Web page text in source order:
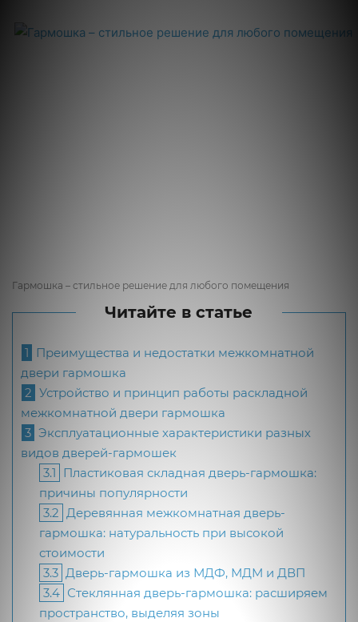
Гармошка – стильное решение для любого помещения
Читайте в статье
1
Преимущества и недостатки межкомнатной
двери гармошка
2 Устройство и принцип работы раскладной
межкомнатной двери гармошка
3 Эксплуатационные характеристики разных
видов дверей-гармошек
3.1 Пластиковая складная дверь-гармошка:
причины популярности
3.2 Деревянная межкомнатная дверь-
гармошка: натуральность при высокой
стоимости
3.3 Дверь-гармошка из МДФ, МДМ и ДВП
3.4 Стеклянная дверь-гармошка: расширяем
пространство, выделяя зоны